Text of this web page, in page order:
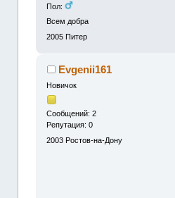
Пол:
Всем добра
2005 Питер
Evgenii161
Новичок
Сообщений: 2
Репутация: 0
2003 Ростов-на-Дону